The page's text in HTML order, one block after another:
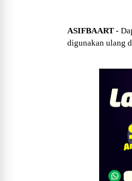
ASIFBAART -
digunakan ulang